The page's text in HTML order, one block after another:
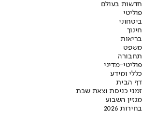
חדשות בעולם
פוליטי
ביטחוני
חינוך
בריאות
משפט
תחבורה
פוליטי-מדיני
כללי ומידע
דף הבית
זמני כניסת וצאת שבת
מגזין השבוע
בחירות 2026